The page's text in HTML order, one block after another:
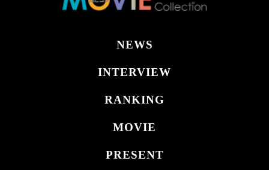
NEWS
INTERVIEW
RANKING
MOVIE
PRESENT